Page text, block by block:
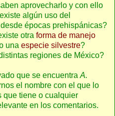
aprovecharlo y con ello
algún uso del
épocas prehispánicas?
otra forma de manejo
una especie silvestre?
regiones de México?
que se encuentra A.
el nombre con el que lo
que tiene o cualquier
en los comentarios.